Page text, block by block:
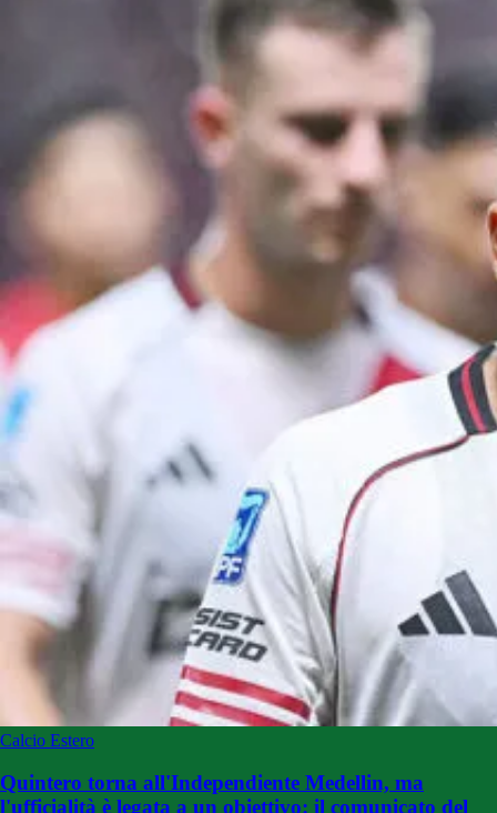
Calcio Estero
Quintero torna all'Independiente Medellin, ma
l'ufficialità è legata a un obiettivo: il comunicato del